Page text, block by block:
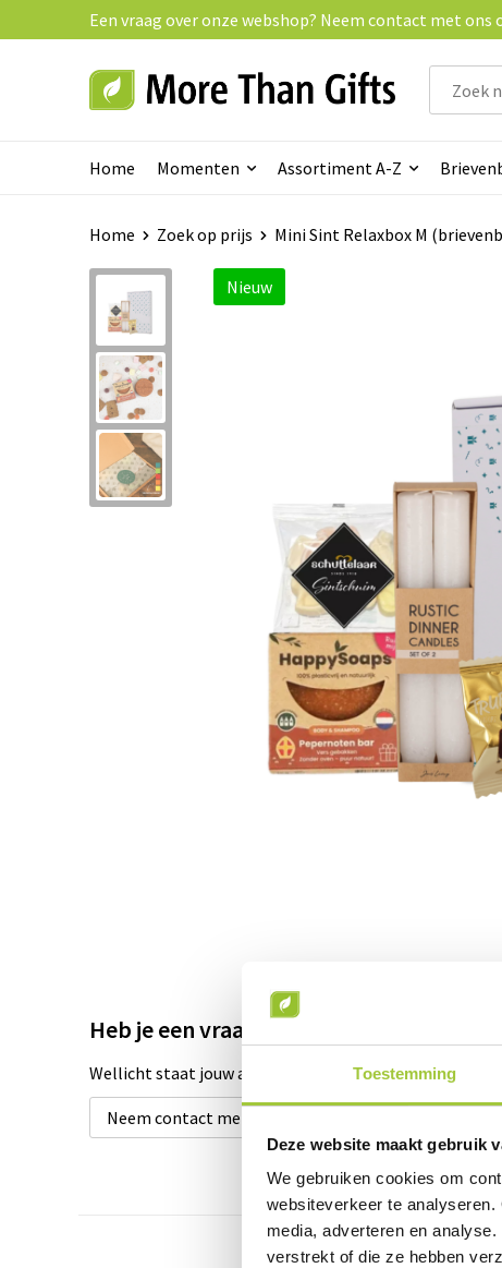
Toestemming
Deze website maakt gebruik
We gebruiken cookies om
websiteverkeer te
media, adverteren en
verstrekt of die ze hebben
Een vraag over onze webshop? Neem contact met
Home Momenten Assortiment A-Z
Home Zoek op prijs Mini Sint Relaxbox M
Nieuw
Heb je een vraag over dit product?
Wellicht staat jouw antwoord tussen de product
Neem contact met ons op